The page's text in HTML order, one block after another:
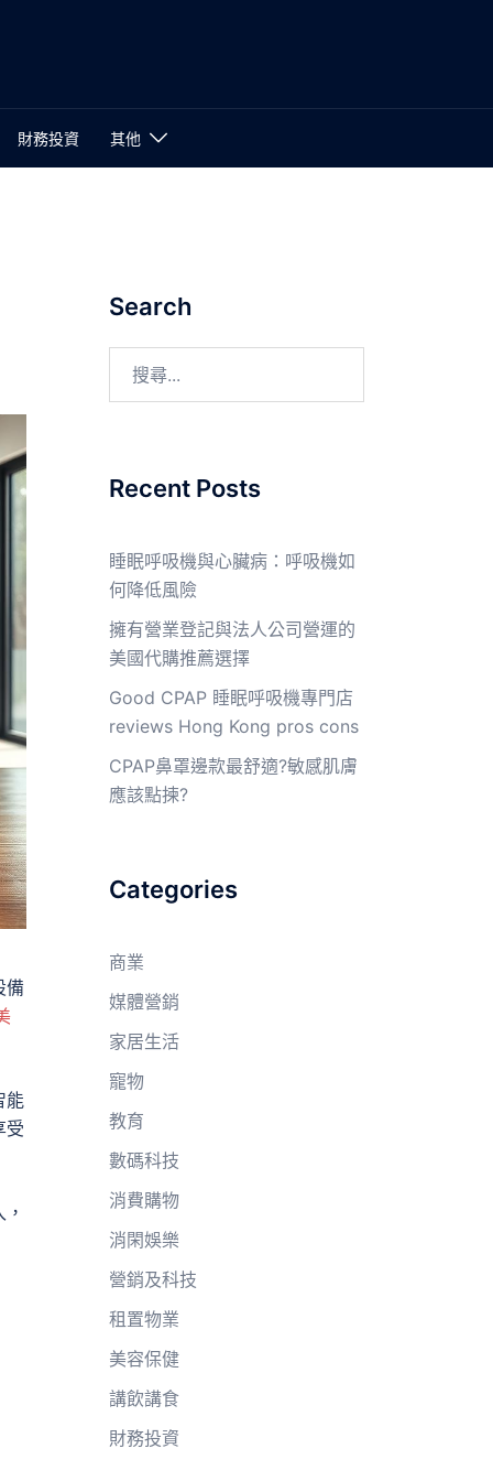
財務投資 其他
備
能
受
Search
Recent Posts
睡眠呼吸機與心臟病：呼吸機如
何降低風險
擁有營業登記與法人公司營運的
美國代購推薦選擇
Good CPAP 睡眠呼吸機專門店
reviews Hong Kong pros cons
CPAP鼻罩邊款最舒適?敏感肌膚
應該點揀?
Categories
商業
媒體營銷
家居生活
寵物
教育
數碼科技
消費購物
消閑娛樂
營銷及科技
租置物業
美容保健
講飲講食
財務投資